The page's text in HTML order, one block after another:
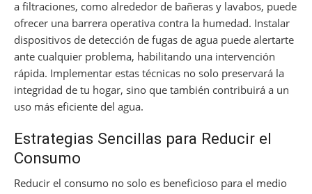
a filtraciones, como alrededor de bañeras y lavabos, puede
ofrecer una barrera operativa contra la humedad. Instalar
dispositivos de detección de fugas de agua puede alertarte
ante cualquier problema, habilitando una intervención
rápida. Implementar estas técnicas no solo preservará la
integridad de tu hogar, sino que también contribuirá a un
uso más eficiente del agua.
Estrategias Sencillas para Reducir el
Consumo
Reducir el consumo no solo es beneficioso para el medio